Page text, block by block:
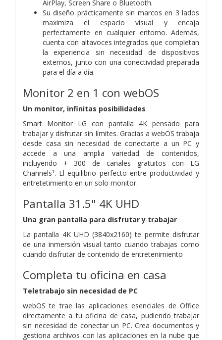
AirPlay, Screen Share o Bluetooth.
Su diseño prácticamente sin marcos en 3 lados
maximiza el espacio visual y encaja
perfectamente en cualquier entorno. Además,
cuenta con altavoces integrados que completan
la experiencia sin necesidad de dispositivos
externos, junto con una conectividad preparada
para el día a día.
Monitor 2 en 1 con webOS
Un monitor, infinitas posibilidades
Smart Monitor LG con pantalla 4K pensado para
trabajar y disfrutar sin límites. Gracias a webOS trabaja
desde casa sin necesidad de conectarte a un PC y
accede a una amplia variedad de contenidos,
incluyendo + 300 de canales gratuitos con LG
Channels¹. El equilibrio perfecto entre productividad y
entretetimiento en un solo monitor.
Pantalla 31.5" 4K UHD
Una gran pantalla para disfrutar y trabajar
La pantalla 4K UHD (3840x2160) te permite disfrutar
de una inmersión visual tanto cuando trabajas como
cuando disfrutar de contenido de entretenimiento
Completa tu oficina en casa
Teletrabajo sin necesidad de PC
webOS te trae las aplicaciones esenciales de Office
directamente a tu oficina de casa, pudiendo trabajar
sin necesidad de conectar un PC. Crea documentos y
gestiona archivos con las aplicaciones en la nube que